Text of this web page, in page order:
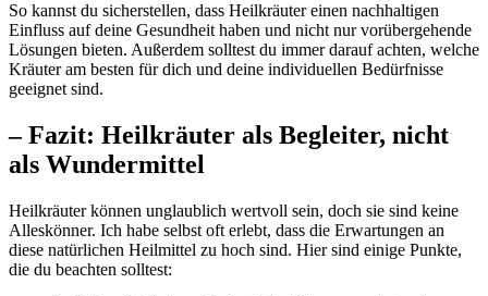
So kannst du ‍sicherstellen, dass Heilkräuter einen ‍nachhaltigen
Einfluss auf deine⁤ Gesundheit haben‌ und nicht nur vorübergehende‌
Lösungen⁣ bieten. Außerdem solltest du immer darauf achten, welche
​Kräuter am besten⁢ für dich und deine individuellen Bedürfnisse
⁣geeignet sind.
– Fazit: Heilkräuter als Begleiter, nicht ​
als Wundermittel
Heilkräuter ​können unglaublich ‌wertvoll sein, doch sie sind keine
Alleskönner. Ich⁢ habe selbst ⁢oft erlebt, dass die Erwartungen an
diese⁤ natürlichen Heilmittel zu hoch sind. Hier ⁢sind einige ⁢Punkte,
⁢die du beachten solltest: